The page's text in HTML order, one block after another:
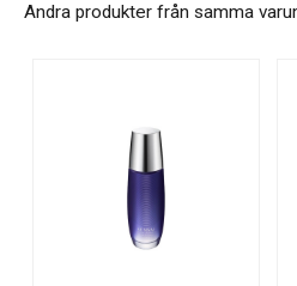
Andra produkter från samma